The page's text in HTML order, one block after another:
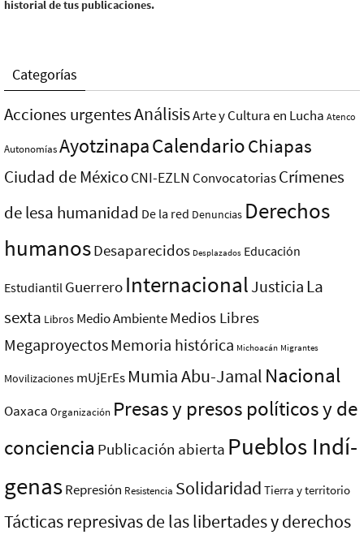
historial de tus publicaciones.
Categorías
Acciones urgentesAnálisisArte y Cultura en Lucha Atenco
AutonomíasAyotzinapaCalendarioChiapas
Ciudad de MéxicoCNI-EZLN ConvocatoriasCrímenes
de lesa humanidad De la red Denuncias Derechos
humanosDesaparecidos Desplazados Educación
Estudiantil Guerrero InternacionalJusticia La
sexta Libros Medio AmbienteMedios Libres
MegaproyectosMemoria histórica Michoacán Migrantes
Movilizaciones mUjErEs Mumia Abu-Jamal Nacional
Oaxaca Organización Presas y presos polí­ticos y de
conciencia Publicación abierta Pueblos Indí­
genasRepresión Resistencia Solidaridad Tierra y territorio
Tácticas represivas de las libertades y derechos